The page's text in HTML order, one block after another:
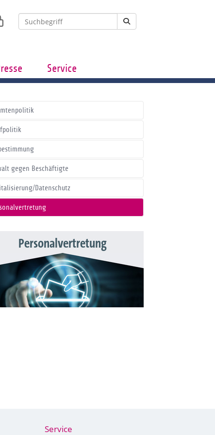
Service
gegen Beschäftigte
Datenschutz
Personalvertretung
Service